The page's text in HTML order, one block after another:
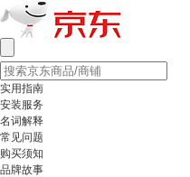
实用指南
安装服务
名词解释
常见问题
购买须知
品牌故事